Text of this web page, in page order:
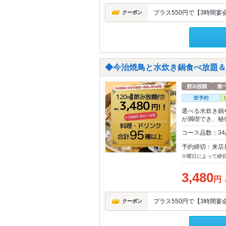
クーポン プラス550円で【3時間宴
◆今治焼鳥と水炊き鍋食べ放題
選べる水炊き鍋
が満喫でき、
コース品数：
予約締切：来店
※曜日によって締
3,480円
クーポン プラス550円で【3時間宴